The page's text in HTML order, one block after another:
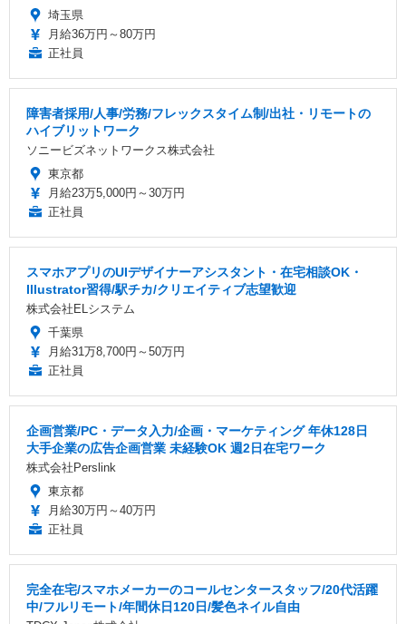
埼玉県
月給36万円～80万円
正社員
障害者採用/人事/労務/フレックスタイム制/出社・リモートの
ハイブリットワーク
ソニービズネットワークス株式会社
東京都
月給23万5,000円～30万円
正社員
スマホアプリのUIデザイナーアシスタント・在宅相談OK・
Illustrator習得/駅チカ/クリエイティブ志望歓迎
株式会社ELシステム
千葉県
月給31万8,700円～50万円
正社員
企画営業/PC・データ入力/企画・マーケティング 年休128日
大手企業の広告企画営業 未経験OK 週2日在宅ワーク
株式会社Perslink
東京都
月給30万円～40万円
正社員
完全在宅/スマホメーカーのコールセンタースタッフ/20代活躍
中/フルリモート/年間休日120日/髪色ネイル自由